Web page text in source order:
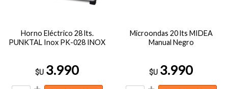
Horno Eléctrico 28 lts.
PUNKTAL Inox PK-028 INOX
$U 3.990
Microondas 20 lts MIDEA
Manual Negro
$U 3.990